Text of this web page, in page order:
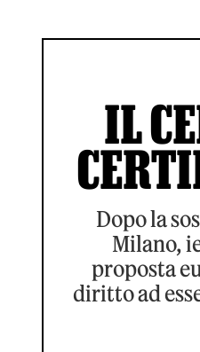
IL
Dopo la
Milano,
proposta
diritto ad